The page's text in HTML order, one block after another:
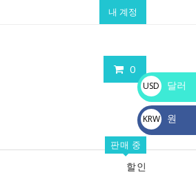
내 계정
0
판매 중
할인
USD
$
달러
KRW
₩
원